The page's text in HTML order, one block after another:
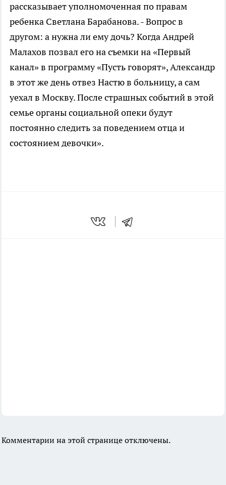
рассказывает уполномоченная по правам
ребенка Светлана Барабанова. - Вопрос в
другом: а нужна ли ему дочь? Когда Андрей
Малахов позвал его на съемки на «Первый
канал» в программу «Пусть говорят», Александр
в этот же день отвез Настю в больницу, а сам
уехал в Москву. После страшных событий в этой
семье органы социальной опеки будут
постоянно следить за поведением отца и
состоянием девочки».
Комментарии на этой странице отключены.